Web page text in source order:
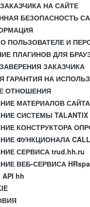
НА САЙТЕ
БЕЗОПАСНОСТЬ
ПОЛЬЗОВАТЕЛЕ И
ПЛАГИНОВ ДЛЯ
ЗАКАЗЧИКА
ГАРАНТИЯ НА
ОТНОШЕНИЯ
МАТЕРИАЛОВ
СИСТЕМЫ TALANTIX
КОНСТРУКТОРА
ФУНКЦИОНАЛА
СЕРВИСА trud.hh.ru
ВЕБ-СЕРВИСА
hh